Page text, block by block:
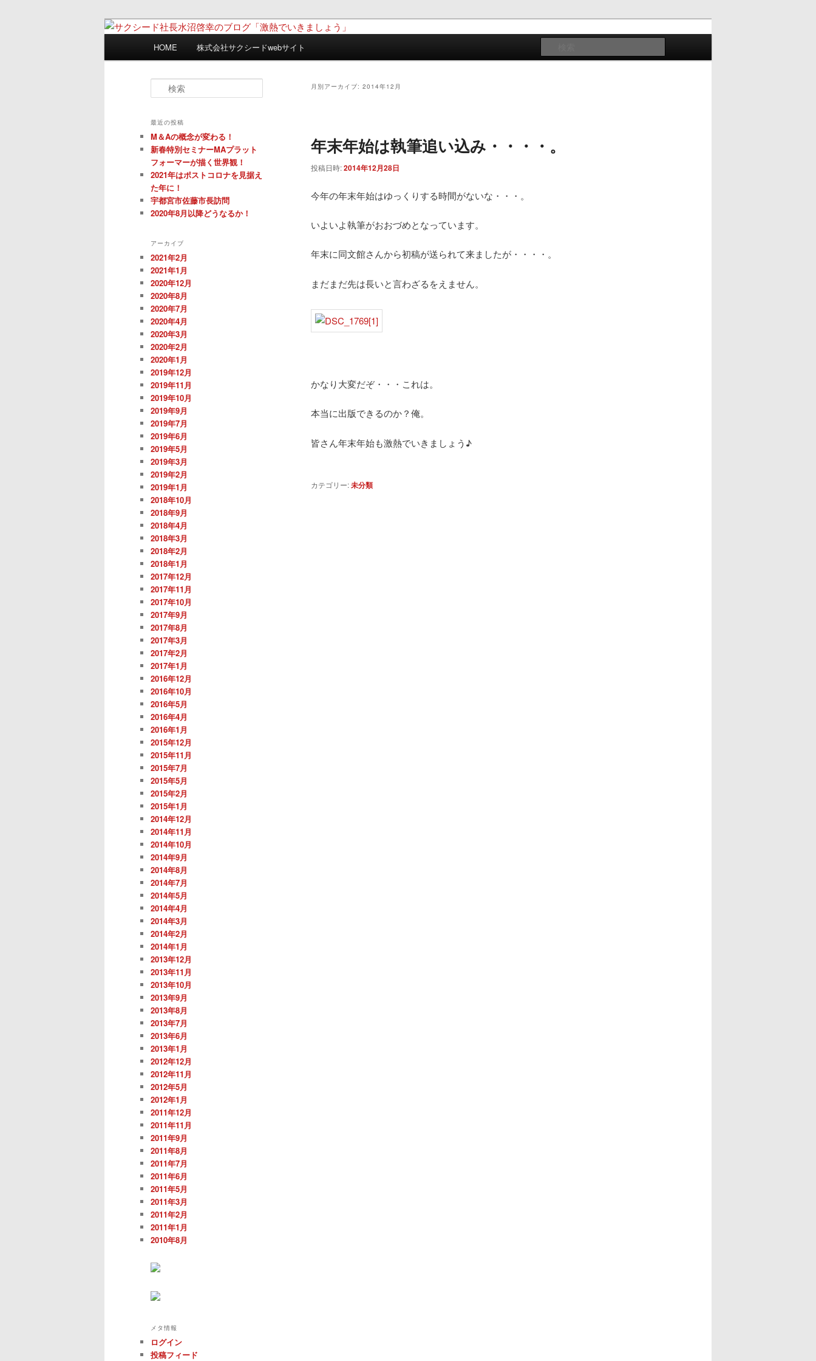
サクシード社長水沼啓幸のブログ「激熱でいき
ましょう」
日々是激熱
索
HOME 株式会社サクシードwebサイト
月別アーカイブ: 2014年12月
年末年始は執筆追い込み・・・・。
投稿日時:2014年12月28日
今年の年末年始はゆっくりする時間がないな・・・。
いよいよ執筆がおおづめとなっています。
年末に同文館さんから初稿が送られて来ましたが・・・・。
まだまだ先は長いと言わざるをえません。
かなり大変だぞ・・・これは。
本当に出版できるのか？俺。
皆さん年末年始も激熱でいきましょう♪
カテゴリー:未分類
索
最近の投稿
M＆Aの概念が変わる！
新春特別セミナーMAプラット
フォーマーが描く世界観！
2021年はポストコロナを見据え
た年に！
宇都宮市佐藤市長訪問
2020年8月以降どうなるか！
アーカイブ
2021年2月
2021年1月
2020年12月
2020年8月
2020年7月
2020年4月
2020年3月
2020年2月
2020年1月
2019年12月
2019年11月
2019年10月
2019年9月
2019年7月
2019年6月
2019年5月
2019年3月
2019年2月
2019年1月
2018年10月
2018年9月
2018年4月
2018年3月
2018年2月
2018年1月
2017年12月
2017年11月
2017年10月
2017年9月
2017年8月
2017年3月
2017年2月
2017年1月
2016年12月
2016年10月
2016年5月
2016年4月
2016年1月
2015年12月
2015年11月
2015年7月
2015年5月
2015年2月
2015年1月
2014年12月
2014年11月
2014年10月
2014年9月
2014年8月
2014年7月
2014年5月
2014年4月
2014年3月
2014年2月
2014年1月
2013年12月
2013年11月
2013年10月
2013年9月
2013年8月
2013年7月
2013年6月
2013年1月
2012年12月
2012年11月
2012年5月
2012年1月
2011年12月
2011年11月
2011年9月
2011年8月
2011年7月
2011年6月
2011年5月
2011年3月
2011年2月
2011年1月
2010年8月
メタ情報
ログイン
投稿フィード